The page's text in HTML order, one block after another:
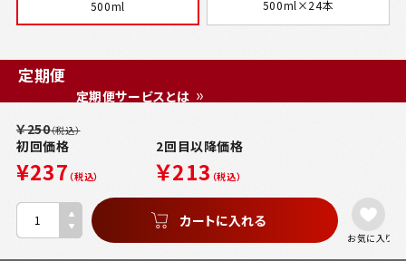
500ml 500ml×24本
定期便
定期便サービスとは
￥250（税込）
初回価格
¥237 （税込）
2回目以降価格
￥213 （税込）
お気に入り